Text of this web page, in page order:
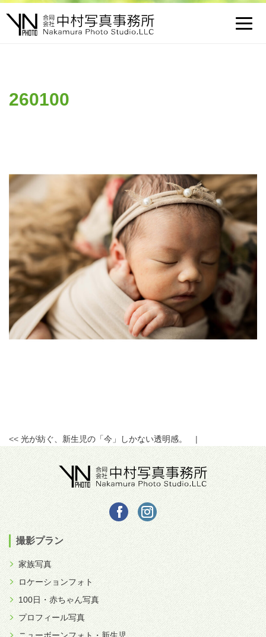
260100
<< 光が紡ぐ、新生児の「今」しかない透明感。 |
撮影プラン
家族写真
ロケーションフォト
100日・赤ちゃん写真
プロフィール写真